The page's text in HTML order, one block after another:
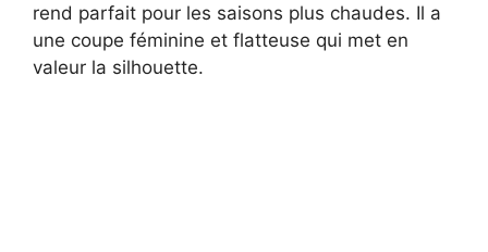
rend parfait pour les saisons plus chaudes. Il a
une coupe féminine et flatteuse qui met en
valeur la silhouette.